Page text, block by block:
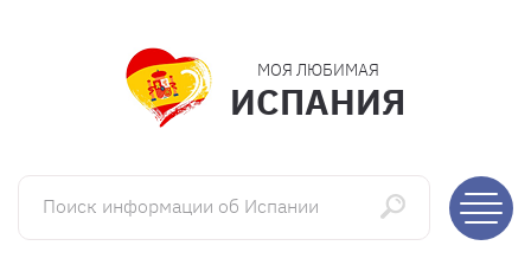
МОЯ ЛЮБИМАЯ
ИСПАНИЯ
Поиск информации об Испании